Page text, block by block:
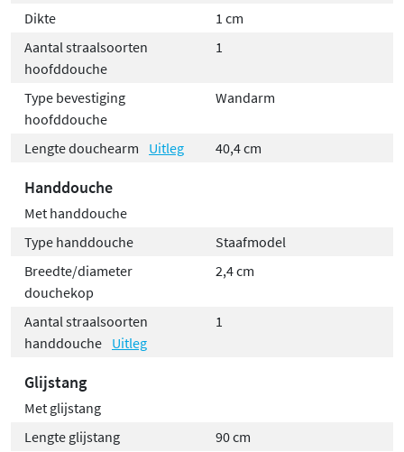
Dikte
1 cm
Aantal straalsoorten
hoofddouche
1
Type bevestiging
hoofddouche
Wandarm
Lengte douchearm Uitleg 40,4 cm
Handdouche
Met handdouche
Type handdouche
Staafmodel
Breedte/diameter
douchekop
2,4 cm
Aantal straalsoorten
handdouche Uitleg
1
Glijstang
Met glijstang
Lengte glijstang
90 cm